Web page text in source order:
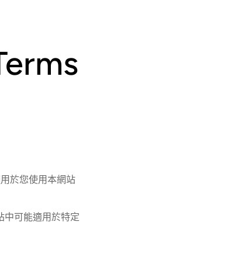
於您使用本網站
中可能適用於特定